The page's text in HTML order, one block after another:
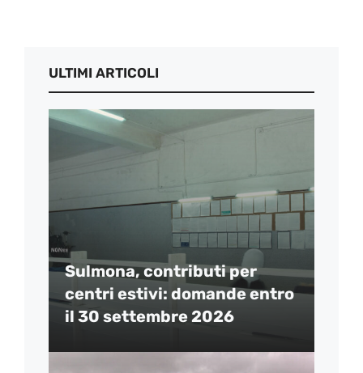
ULTIMI ARTICOLI
Sulmona, contributi per
centri estivi: domande entro
il 30 settembre 2026